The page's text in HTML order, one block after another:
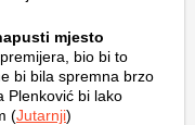
mjesto
bio bi to
bi bila spremna brzo
Plenković bi lako
(Jutarnji)